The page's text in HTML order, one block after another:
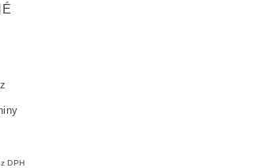
Kč bez DPH